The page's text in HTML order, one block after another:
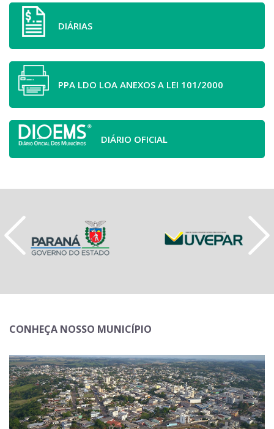
DIÁRIAS
PPA LDO LOA ANEXOS A LEI 101/2000
DIÁRIO OFICIAL
CONHEÇA NOSSO MUNICÍPIO